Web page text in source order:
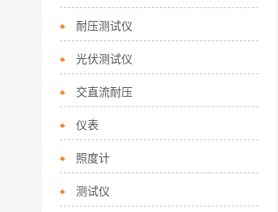
耐压测试仪
光伏测试仪
交直流耐压
仪表
照度计
测试仪